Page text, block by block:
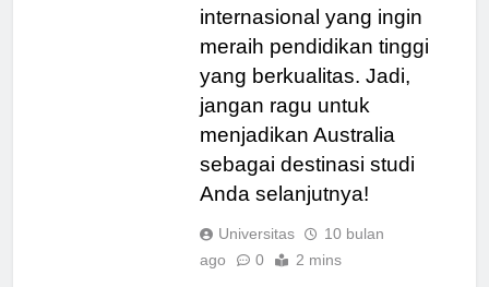
internasional yang ingin
meraih pendidikan tinggi
yang berkualitas. Jadi,
jangan ragu untuk
menjadikan Australia
sebagai destinasi studi
Anda selanjutnya!
Universitas
10 bulan
ago
0 2 mins